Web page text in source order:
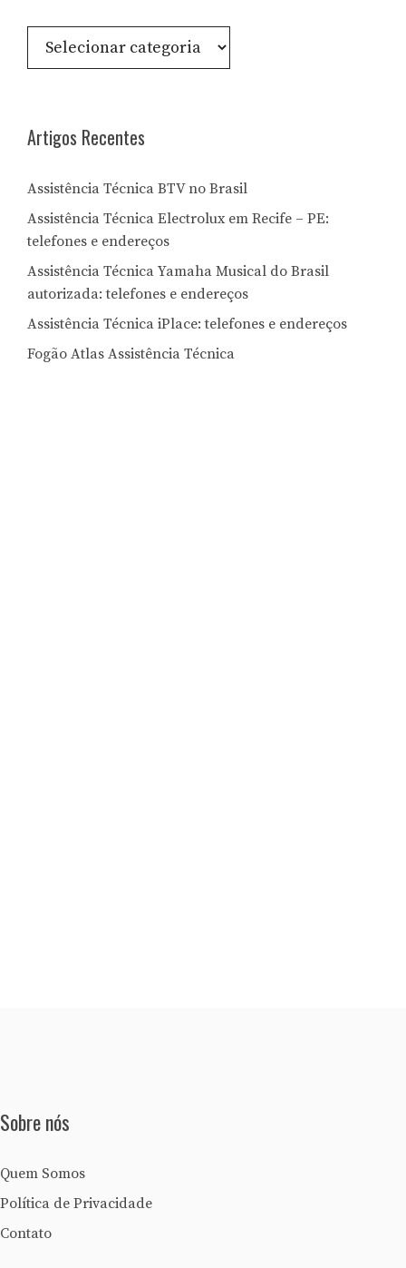
Consulte
Artigos Recentes
Assistência Técnica BTV no Brasil
Assistência Técnica Electrolux em Recife – PE:
telefones e endereços
Assistência Técnica Yamaha Musical do Brasil
autorizada: telefones e endereços
Assistência Técnica iPlace: telefones e endereços
Fogão Atlas Assistência Técnica
Sobre nós
Quem Somos
Política de Privacidade
Contato